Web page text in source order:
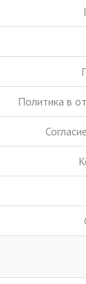
Политика в